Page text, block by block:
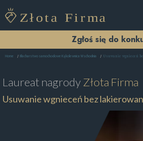
Zgłoś się do
Home Blacharstwo samochodowe Kąkolewnica Wschodnia Usuwanie wgnieceń
Laureat nagrodyZłota Firma
Usuwanie wgnieceń bez